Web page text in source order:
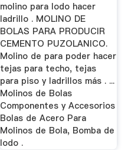
molino para lodo hacer
ladrillo . MOLINO DE
BOLAS PARA PRODUCIR
CEMENTO PUZOLANICO.
Molino de para poder hacer
tejas para techo, tejas
para piso y ladrillos más . ...
Molinos de Bolas
Componentes y Accesorios
Bolas de Acero Para
Molinos de Bola, Bomba de
lodo .